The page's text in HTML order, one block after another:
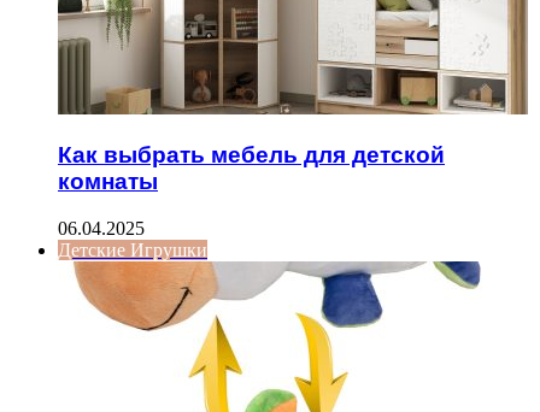
Как выбрать мебель для детской
комнаты
06.04.2025
Детские Игрушки